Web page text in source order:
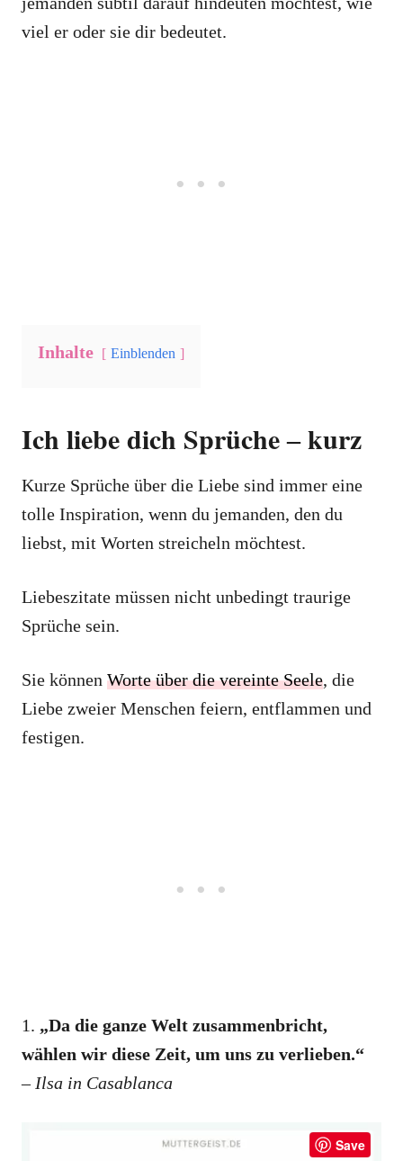
viel er oder sie dir bedeutet.
Inhalte Einblenden
Ich liebe dich Sprüche ‒ kurz
Kurze Sprüche über die Liebe sind immer eine
tolle Inspiration, wenn du jemanden, den du
liebst, mit Worten streicheln möchtest.
Liebeszitate müssen nicht unbedingt traurige
Sprüche sein.
Sie können Worte über die vereinte Seele, die
Liebe zweier Menschen feiern, entflammen und
festigen.
1. „Da die ganze Welt zusammenbricht,
wählen wir diese Zeit, um uns zu verlieben.“
– Ilsa in Casablanca
Save